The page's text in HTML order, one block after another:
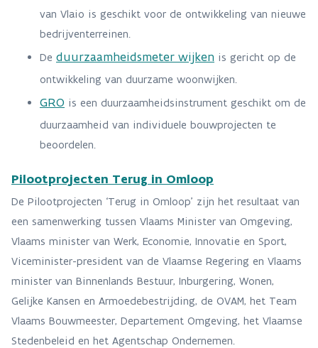
van Vlaio is geschikt voor de ontwikkeling van nieuwe
bedrijventerreinen.
De duurzaamheidsmeter wijken is gericht op de
ontwikkeling van duurzame woonwijken.
GRO is een duurzaamheidsinstrument geschikt om de
duurzaamheid van individuele bouwprojecten te
beoordelen.
Pilootprojecten Terug in Omloop
De Pilootprojecten ‘Terug in Omloop’ zijn het resultaat van
een samenwerking tussen Vlaams Minister van Omgeving,
Vlaams minister van Werk, Economie, Innovatie en Sport,
Viceminister-president van de Vlaamse Regering en Vlaams
minister van Binnenlands Bestuur, Inburgering, Wonen,
Gelijke Kansen en Armoedebestrijding, de OVAM, het Team
Vlaams Bouwmeester, Departement Omgeving, het Vlaamse
Stedenbeleid en het Agentschap Ondernemen.